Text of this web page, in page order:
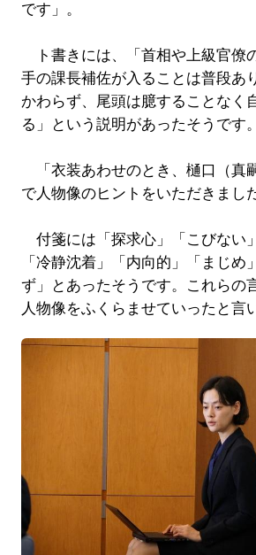
です」。
ト書きには、「首相や上級官僚
手の課長補佐が入ることは普段あ
かわらず、尾頭は臆することなく
る」という説明があったそうです。
「衣装あわせのとき、樋口（真
で人物像のヒントをいただきまし
付箋には「探求心」「こびない
「冷静沈着」「内向的」「まじめ
ず」とあったそうです。これらの
人物像をふくらませていったと言